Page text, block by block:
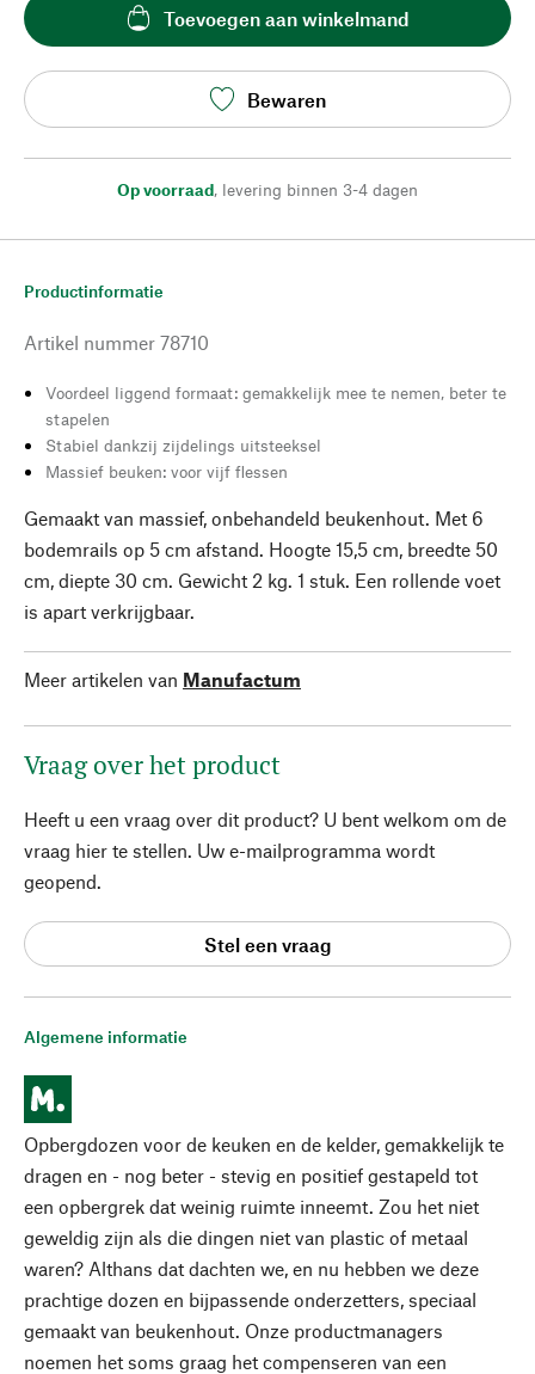
Toevoegen aan winkelmand
Bewaren
Op voorraad, levering binnen 3-4 dagen
Algemene informatie
Opbergdozen voor de keuken en de kelder, gemakkelijk te
dragen en - nog beter - stevig en positief gestapeld tot
een opbergrek dat weinig ruimte inneemt. Zou het niet
geweldig zijn als die dingen niet van plastic of metaal
waren? Althans dat dachten we, en nu hebben we deze
prachtige dozen en bijpassende onderzetters, speciaal
gemaakt van beukenhout. Onze productmanagers
noemen het soms graag het compenseren van een
Productinformatie
Artikel nummer 78710
Voordeel liggend formaat: gemakkelijk mee te nemen, beter te
stapelen
Stabiel dankzij zijdelings uitsteeksel
Massief beuken: voor vijf flessen
Gemaakt van massief, onbehandeld beukenhout. Met 6
bodemrails op 5 cm afstand. Hoogte 15,5 cm, breedte 50
cm, diepte 30 cm. Gewicht 2 kg. 1 stuk. Een rollende voet
is apart verkrijgbaar.
Meer artikelen van Manufactum
Vraag over het product
Heeft u een vraag over dit product? U bent welkom om de
vraag hier te stellen. Uw e-mailprogramma wordt
geopend.
Stel een vraag